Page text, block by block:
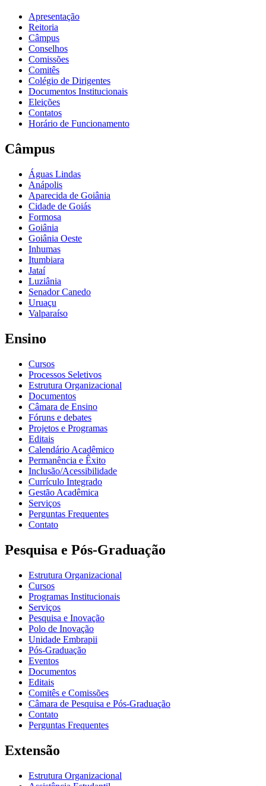
Apresentação
Reitoria
Câmpus
Conselhos
Comissões
Comitês
Colégio de Dirigentes
Documentos Institucionais
Eleições
Contatos
Horário de Funcionamento
Câmpus
Águas Lindas
Anápolis
Aparecida de Goiânia
Cidade de Goiás
Formosa
Goiânia
Goiânia Oeste
Inhumas
Itumbiara
Jataí
Luziânia
Senador Canedo
Uruaçu
Valparaíso
Ensino
Cursos
Processos Seletivos
Estrutura Organizacional
Documentos
Câmara de Ensino
Fóruns e debates
Projetos e Programas
Editais
Calendário Acadêmico
Permanência e Êxito
Inclusão/Acessibilidade
Currículo Integrado
Gestão Acadêmica
Serviços
Perguntas Frequentes
Contato
Pesquisa e Pós-Graduação
Estrutura Organizacional
Cursos
Programas Institucionais
Serviços
Pesquisa e Inovação
Polo de Inovação
Unidade Embrapii
Pós-Graduação
Eventos
Documentos
Editais
Comitês e Comissões
Câmara de Pesquisa e Pós-Graduação
Contato
Perguntas Frequentes
Extensão
Estrutura Organizacional